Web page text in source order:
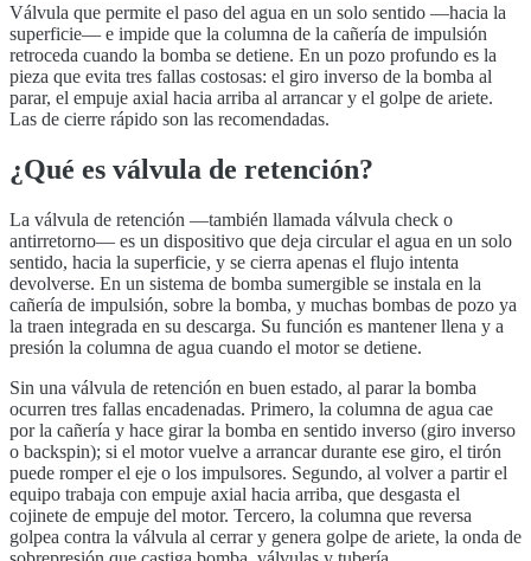
Válvula que permite el paso del agua en un solo sentido —hacia la
superficie— e impide que la columna de la cañería de impulsión
retroceda cuando la bomba se detiene. En un pozo profundo es la
pieza que evita tres fallas costosas: el giro inverso de la bomba al
parar, el empuje axial hacia arriba al arrancar y el golpe de ariete.
Las de cierre rápido son las recomendadas.
¿Qué es válvula de retención?
La válvula de retención —también llamada válvula check o
antirretorno— es un dispositivo que deja circular el agua en un solo
sentido, hacia la superficie, y se cierra apenas el flujo intenta
devolverse. En un sistema de bomba sumergible se instala en la
cañería de impulsión, sobre la bomba, y muchas bombas de pozo ya
la traen integrada en su descarga. Su función es mantener llena y a
presión la columna de agua cuando el motor se detiene.
Sin una válvula de retención en buen estado, al parar la bomba
ocurren tres fallas encadenadas. Primero, la columna de agua cae
por la cañería y hace girar la bomba en sentido inverso (giro inverso
o backspin); si el motor vuelve a arrancar durante ese giro, el tirón
puede romper el eje o los impulsores. Segundo, al volver a partir el
equipo trabaja con empuje axial hacia arriba, que desgasta el
cojinete de empuje del motor. Tercero, la columna que reversa
golpea contra la válvula al cerrar y genera golpe de ariete, la onda de